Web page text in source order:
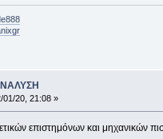
01/20, 21:08 »
επιστημόνων και μηχανικών